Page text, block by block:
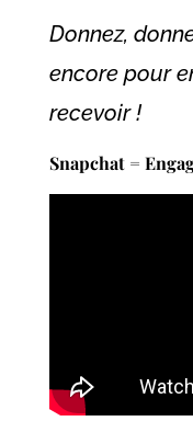
Donnez,
encore pour
recevoir !
Snapchat =